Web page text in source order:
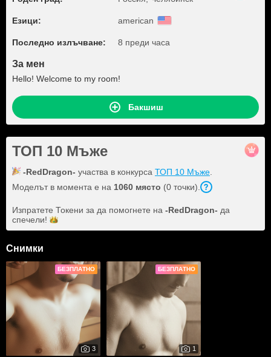
Езици: american
Последно излъчване: 8 преди часа
За мен
Hello! Welcome to my room!
Бакшиш
ТОП 10 Мъже
-RedDragon- участва в конкурса ТОП 10 Мъже
Моделът в момента е на 1060 място (0 точки).
Изпратете Токени за да помогнете на -RedDragon- да
спечели!
Снимки
БЕЗПЛАТНО
3
БЕЗПЛАТНО
1